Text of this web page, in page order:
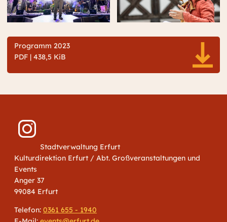
Programm 2023
PDF | 438,5 KiB
Stadtverwaltung Erfurt
Kulturdirektion Erfurt / Abt. Großveranstaltungen und
Events
Anger 37
99084 Erfurt
Telefon: 0361 655 - 1940